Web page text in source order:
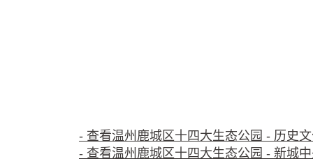
- 查看温州鹿城区十四大生态公园 - 历史
- 查看温州鹿城区十四大生态公园 - 新城